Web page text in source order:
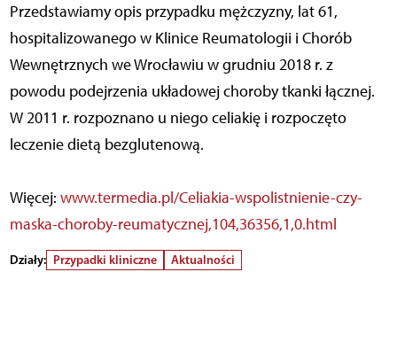
Przedstawiamy opis przypadku mężczyzny, lat 61,
hospitalizowanego w Klinice Reumatologii i Chorób
Wewnętrznych we Wrocławiu w grudniu 2018 r. z
powodu podejrzenia układowej choroby tkanki łącznej.
W 2011 r. rozpoznano u niego celiakię i rozpoczęto
leczenie dietą bezglutenową.
Więcej: www.termedia.pl/Celiakia-wspolistnienie-czy-
maska-choroby-reumatycznej,104,36356,1,0.html
Działy: Przypadki kliniczne Aktualności